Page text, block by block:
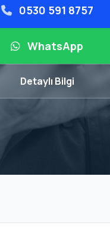
0530 591 8757
WhatsApp
Detaylı Bilgi